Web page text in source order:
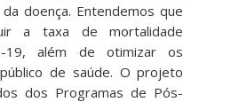
doença. Entendemos que
a taxa de mortalidade
19, além de otimizar os
de saúde. O projeto
dos Programas de Pós-